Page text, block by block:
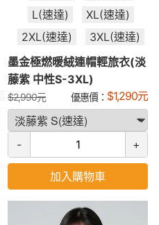
L(速達)
XL(速達)
2XL(速達)
3XL(速達)
墨金極燃暖絨連帽輕旅衣(淡
藤紫 中性S-3XL)
$2,990元 優惠價： $1,290元
- +
加入購物車